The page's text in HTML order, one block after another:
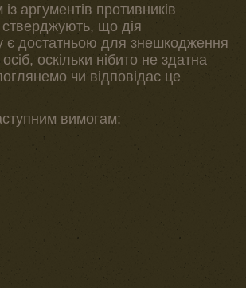
аргументів противників
стверджують, що дія
є достатньою для знешкодження
оскільки нібито не здатна
чи відповідає це
вимогам: